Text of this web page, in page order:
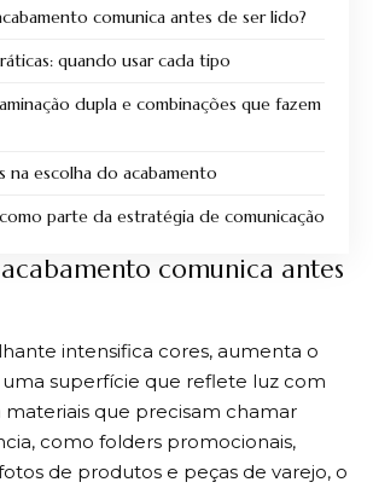
comunica antes de ser lido?
quando usar cada tipo
dupla e combinações que fazem
na escolha do acabamento
parte da estratégia de comunicação
comunica antes
intensifica cores, aumenta o
superfície que reflete luz com
materiais que precisam chamar
como folders promocionais,
de produtos e peças de varejo, o